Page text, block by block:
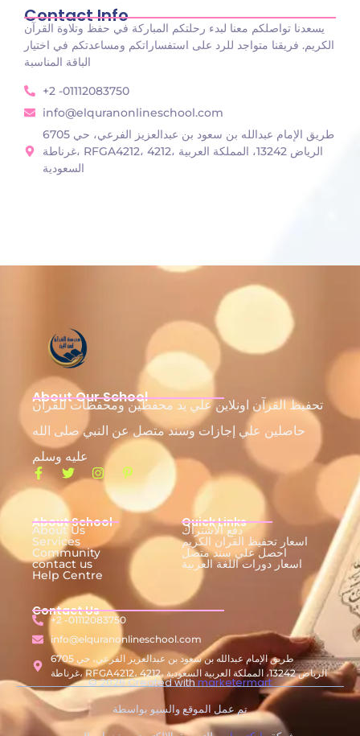
Contact Info
يسعدنا تواصلكم معنا لبدء رحلتكم المباركة في حفظ وتلاوة القرآن
الكريم. فريقنا متواجد للرد على استفساراتكم ومساعدتكم في اختيار
الباقة المناسبة
+2 -01112083750
info@elquranonlineschool.com
6705 طريق الإمام عبدالله بن سعود بن عبدالعزيز الفرعي، حي
غرناطة، RFGA4212، 4212، الرياض 13242، المملكة العربية
السعودية
About Our School
تحفيظ القرآن اونلاين علي يد محفظين ومحفظات للقرآن
حاصلين علي إجازات وسند متصل عن النبي صلى الله
عليه وسلم
About School
About Us
Services
Community
contact us
Help Centre
Quick Links
دفع الاشتراك
اسعار تحفيظ القران الكريم
احصل علي سند متصل
اسعار دورات اللغة العربية
Contact Us
+2 -01112083750
info@elquranonlineschool.com
6705 طريق الإمام عبدالله بن سعود بن عبدالعزيز الفرعي، حي
غرناطة، RFGA4212، 4212، الرياض 13242، المملكة العربية السعودية
© 2026 Created with marketermart
تم عمل الموقع والسيو بواسطة